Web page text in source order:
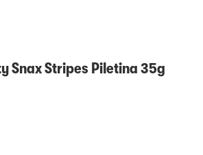
Snax Stripes Piletina 35g